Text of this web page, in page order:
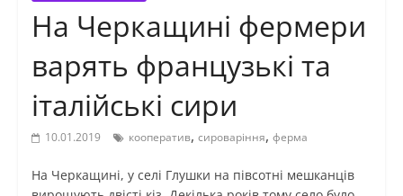
На Черкащині фермери
варять французькі та
італійські сири
10.01.2019 кооператив, сироваріння, ферма
На Черкащині, у селі Глушки на півсотні мешканців